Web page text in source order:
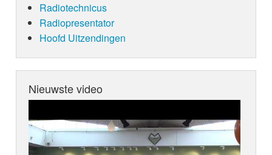
Radiotechnicus
Radiopresentator
Hoofd Uitzendingen
Nieuwste video